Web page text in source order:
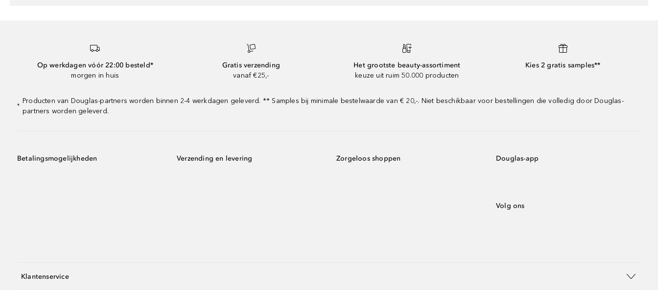
Op werkdagen vóór 22:00 besteld*
morgen in huis
Gratis verzending
vanaf €25,-
Het grootste beauty-assortiment
keuze uit ruim 50.000 producten
Kies 2 gratis samples**
*
Producten van Douglas-partners worden binnen 2-4 werkdagen geleverd. ** Samples bij minimale bestelwaarde van € 20,-. Niet beschikbaar voor bestellingen die volledig door Douglas-
partners worden geleverd.
Betalingsmogelijkheden Verzending en levering Zorgeloos shoppen Douglas-app
Volg ons
Klantenservice